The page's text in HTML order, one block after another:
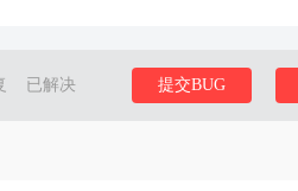
已解决 提交BUG